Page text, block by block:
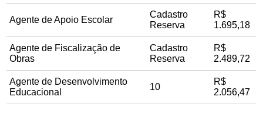
Agente de Apoio Escolar
Cadastro
Reserva
R$
1.695,18
Agente de Fiscalização de
Obras
Cadastro
Reserva
R$
2.489,72
Agente de Desenvolvimento
Educacional
10
R$
2.056,47